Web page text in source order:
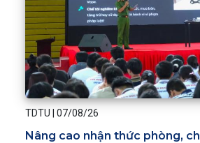
TDTU 07/08/26
Nâng cao nhận thức phòng,